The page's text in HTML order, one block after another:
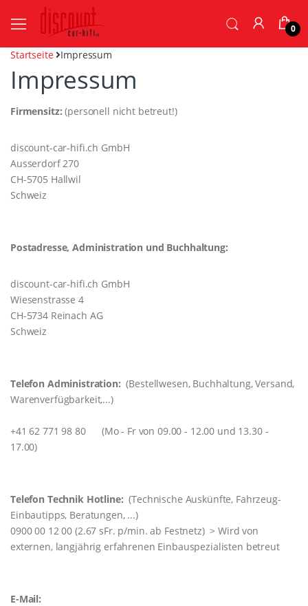
0
Startseite Impressum
Impressum
Firmensitz: (personell nicht betreut!)
discount-car-hifi.ch GmbH
Ausserdorf 270
CH-5705 Hallwil
Schweiz
Postadresse, Administration und Buchhaltung:
discount-car-hifi.ch GmbH
Wiesenstrasse 4
CH-5734 Reinach AG
Schweiz
Telefon Administration: (Bestellwesen, Buchhaltung, Versand,
Warenverfügbarkeit,...)
+41 62 771 98 80 (Mo - Fr von 09.00 - 12.00 und 13.30 -
17.00)
Telefon Technik Hotline: (Technische Auskünfte, Fahrzeug-
Einbautipps, Beratungen, ...)
0900 00 12 00 (2.67 sFr. p/min. ab Festnetz) > Wird von
externen, langjährig erfahrenen Einbauspezialisten betreut
E-Mail: